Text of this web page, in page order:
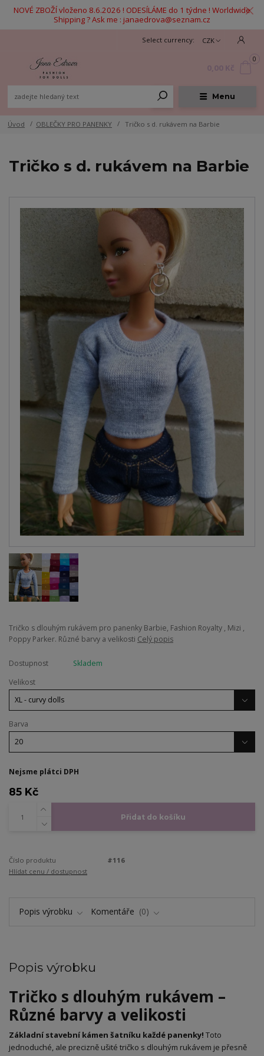
NOVÉ ZBOŽÍ vloženo 8.6.2026 ! ODESÍLÁME do 1 týdne ! Worldwide
Shipping ? Ask me : janaedrova@seznam.cz
Menu
CZK
0
Úvod OBLEČKY PRO PANENKY Tričko s d. rukávem na Barbie
Tričko s d. rukávem na Barbie
Tričko s dlouhým rukávem pro panenky Barbie, Fashion Royalty , Mizi ,
Poppy Parker. Různé barvy a velikosti Celý popis
Dostupnost
Skladem
Velikost
Barva
Nejsme plátci DPH
85 Kč
Přidat do košíku
Číslo produktu
#116
Hlídat cenu / dostupnost
Popis výrobku Komentáře 0
Popis výrobku
Tričko s dlouhým rukávem –
Různé barvy a velikosti
Základní stavební kámen šatníku každé panenky! Toto
jednoduché, ale precizně ušité tričko s dlouhým rukávem je přesně